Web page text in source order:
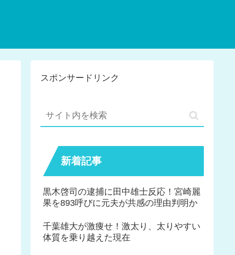
スポンサードリンク
新着記事
黒木啓司の逮捕に田中雄士反応！宮崎麗
果を893呼びに元夫が共感の理由判明か
千葉雄大が激痩せ！激太り、太りやすい
体質を乗り越えた現在